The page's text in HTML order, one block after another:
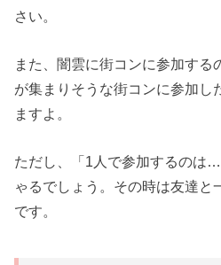
さい。
また、闇雲に街コンに参加する
が集まりそうな街コンに参加し
ますよ。
ただし、「1人で参加するのは
ゃるでしょう。その時は友達と
です。